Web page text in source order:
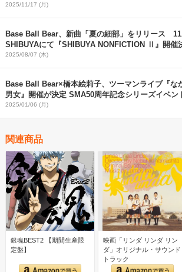
も発表に
2025/11/17 (月)
Base Ball Bear、新曲「夏の細部」をリリース
SHIBUYAにて『SHIBUYA NONFICTION Ⅱ』開催
2025/08/07 (木)
Base Ball Bear×橋本絵莉子、ツーマンライブ『な
男女』開催が決定 SMA50周年記念シリーズイベン
2025/01/06 (月)
関連商品
銀魂BEST2 【期間生産限
定盤】
映画「リンダ リンダ リン
ダ」オリジナル・サウンド
トラック